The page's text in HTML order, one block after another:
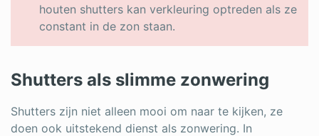
houten shutters kan verkleuring optreden als ze
constant in de zon staan.
Shutters als slimme zonwering
Shutters zijn niet alleen mooi om naar te kijken, ze
doen ook uitstekend dienst als zonwering. In